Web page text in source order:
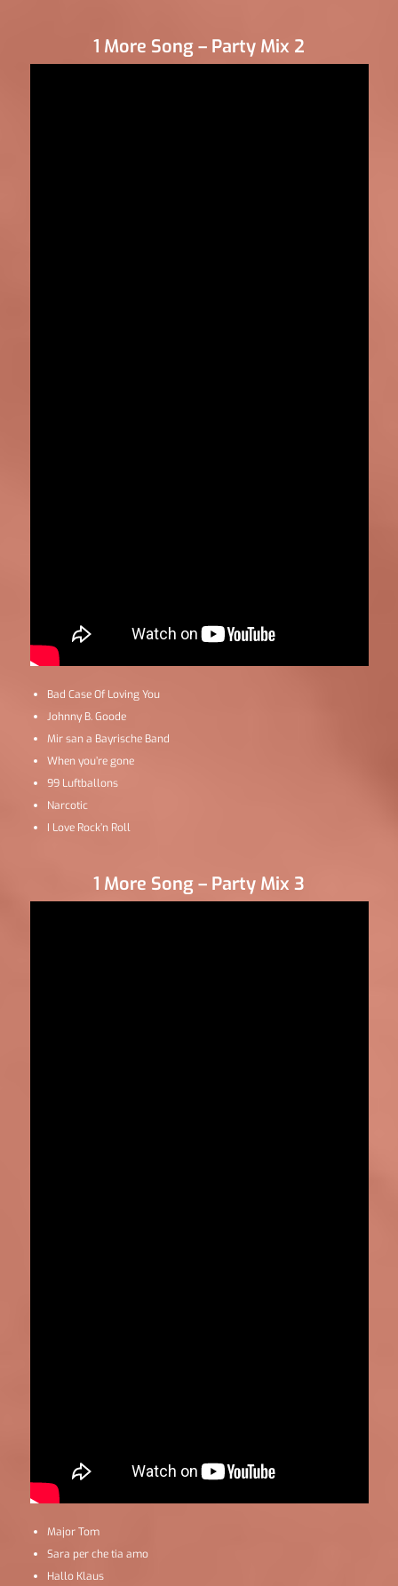
1 More Song – Party Mix 2
Bad Case Of Loving You
Johnny B. Goode
Mir san a Bayrische Band
When you’re gone
99 Luftballons
Narcotic
I Love Rock’n Roll
1 More Song – Party Mix 3
Major Tom
Sara per che tia amo
Hallo Klaus